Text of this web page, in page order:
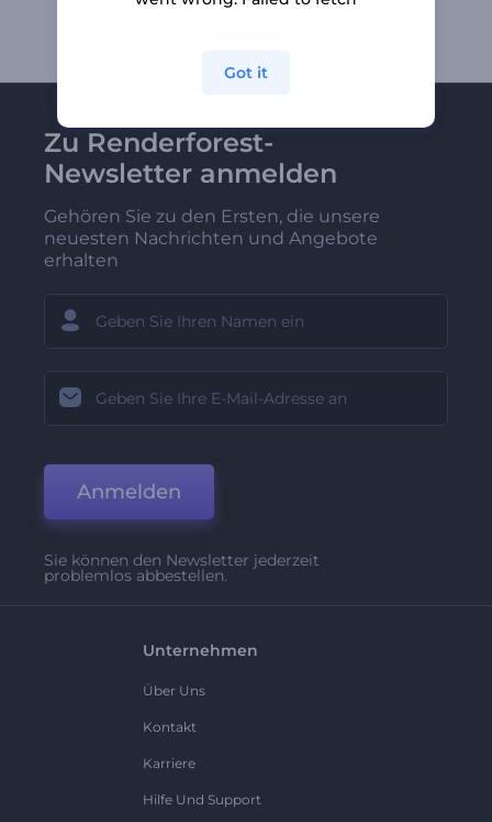
Zu Renderforest-
Newsletter anmelden
Gehören Sie zu den Ersten, die unsere
neuesten Nachrichten und Angebote
erhalten
Anmelden
Sie können den Newsletter jederzeit
problemlos abbestellen.
Unternehmen
Über Uns
Kontakt
Karriere
Hilfe Und Support
Got it